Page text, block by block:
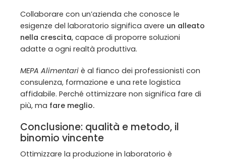
Collaborare con un’azienda che conosce le
esigenze del laboratorio significa avere un alleato
nella crescita, capace di proporre soluzioni
adatte a ogni realtà produttiva.
MEPA Alimentari è al fianco dei professionisti con
consulenza, formazione e una rete logistica
affidabile. Perché ottimizzare non significa fare di
più, ma fare meglio.
Conclusione: qualità e metodo, il
binomio vincente
Ottimizzare la produzione in laboratorio è